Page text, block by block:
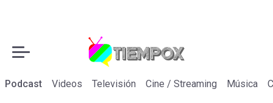
Podcast Videos Televisión Cine / Streaming Música